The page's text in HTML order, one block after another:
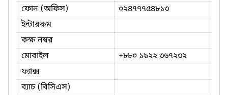
ফোন (অফিস)
০২৪৭৭৭৫৪৮১৩
ইন্টারকম
কক্ষ নম্বর
মোবাইল
+৮৮০ ১৯২২ ৩৬৭২৩২
ফ্যাক্স
ব্যাচ (বিসিএস)